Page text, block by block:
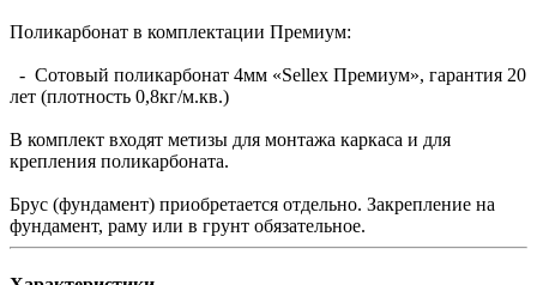
Поликарбонат в комплектации Премиум:
- Сотовый поликарбонат 4мм «Sellex Премиум», гарантия 20
лет (плотность 0,8кг/м.кв.)
В комплект входят метизы для монтажа каркаса и для
крепления поликарбоната.
Брус (фундамент) приобретается отдельно. Закрепление на
фундамент, раму или в грунт обязательное.